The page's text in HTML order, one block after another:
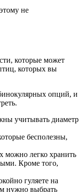
не
которые может
которых вы
опций, и
учитывать диаметр
бесполезны,
можно легко хранить
Кроме того,
гуляете на
нужно выбрать